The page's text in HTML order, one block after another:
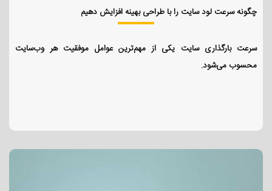
چگونه سرعت لود سایت را با طراحی بهینه افزایش دهیم
سرعت بارگذاری سایت یکی از مهم‌ترین عوامل موفقیت هر وب‌سایت
محسوب می‌شود.